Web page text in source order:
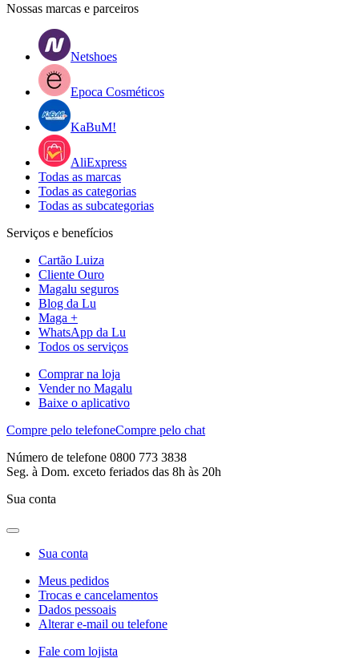
Nossas marcas e parceiros
Netshoes
Epoca Cosméticos
KaBuM!
AliExpress
Todas as marcas
Todas as categorias
Todas as subcategorias
Serviços e benefícios
Cartão Luiza
Cliente Ouro
Magalu seguros
Blog da Lu
Maga +
WhatsApp da Lu
Todos os serviços
Comprar na loja
Vender no Magalu
Baixe o aplicativo
Compre pelo telefoneCompre pelo chat
Número de telefone 0800 773 3838
Seg. à Dom. exceto feriados das 8h às 20h
Sua conta
Sua conta
Meus pedidos
Trocas e cancelamentos
Dados pessoais
Alterar e-mail ou telefone
Fale com lojista